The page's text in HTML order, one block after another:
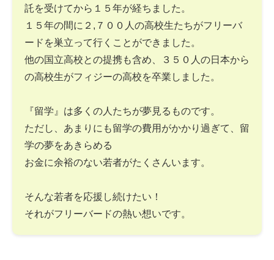
託を受けてから１５年が経ちました。
１５年の間に２,７００人の高校生たちがフリーバ
ードを巣立って行くことができました。
他の国立高校との提携も含め、３５０人の日本から
の高校生がフィジーの高校を卒業しました。
『留学』は多くの人たちが夢見るものです。
ただし、あまりにも留学の費用がかかり過ぎて、留
学の夢をあきらめる
お金に余裕のない若者がたくさんいます。
そんな若者を応援し続けたい！
それがフリーバードの熱い想いです。